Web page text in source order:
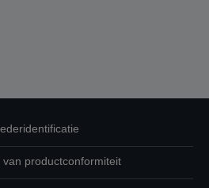
van productconformiteit